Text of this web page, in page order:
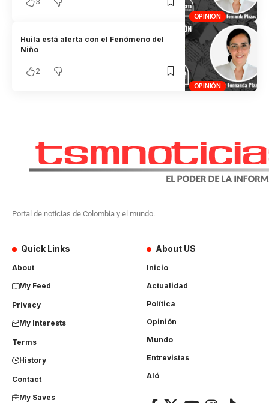
OPINIÓN
OPINIÓN
Huila está alerta con el Fenómeno del
Niño
2
Portal de noticias de Colombia y el mundo.
Quick Links
About
My Feed
Privacy
My Interests
Terms
History
Contact
My Saves
About US
Inicio
Actualidad
Política
Opinión
Mundo
Entrevistas
Aló